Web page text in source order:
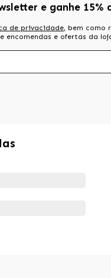
e ganhe 15%
de privacidade, bem como
encomendas e ofertas da